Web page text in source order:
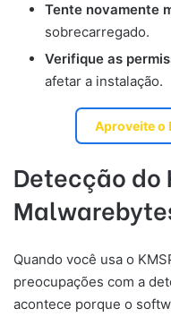
Tente novamente
sobrecarregado.
Verifique as
afetar a instalação.
Aproveite o
Detecção do
Quando você usa o
preocupações com a
acontece porque o